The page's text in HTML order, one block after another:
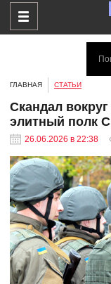
ГЛАВНАЯ СТАТЬИ
Скандал
элитный полк
26.06.2026 в 22:38